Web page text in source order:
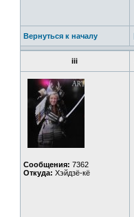
Вернуться к началу
iii
Сообщения: 7362
Откуда: Хэйдзё-кё